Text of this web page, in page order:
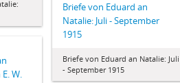
Briefe von Eduard an
Natalie: Juli - September
1915
Briefe von Eduard an Natalie: Juli
- September 1915
W.